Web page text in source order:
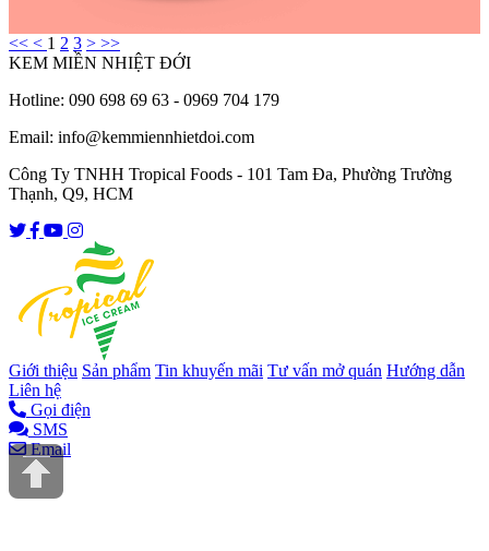
<< < 1 2 3 > >>
KEM MIỀN NHIỆT ĐỚI
Hotline: 090 698 69 63 - 0969 704 179
Email: info@kemmiennhietdoi.com
Công Ty TNHH Tropical Foods - 101 Tam Đa, Phường Trường
Thạnh, Q9, HCM
Giới thiệu Sản phẩm Tin khuyến mãi Tư vấn mở quán Hướng dẫn
Liên hệ
Gọi điện
SMS
Email